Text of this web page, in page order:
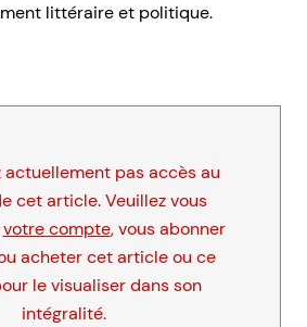
littéraire et politique.
actuellement pas accès au
cet article. Veuillez vous
votre compte, vous abonner
acheter cet article ou ce
le visualiser dans son
intégralité.